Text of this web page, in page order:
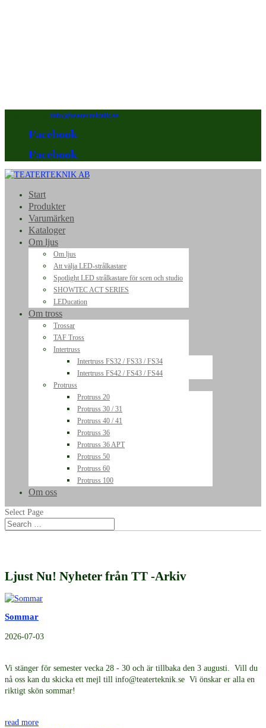
info@teaterteknik.se
Facebook
Facebook
Start
Produkter
Varumärken
Kataloger
Om ljus
Om ljus
Att välja LED-strålkastare
Spotlight LED strålkastare för scen och studio
SHOWTEC ACT SERIES
LEDucation
Om tross
Trossar
TAF Tross
Intertruss
Intertruss FS32 / FS33 / FS34
Intertruss FS42 / FS43 / FS44
Protruss
Protruss 20
Protruss 30 / 31
Protruss 40 / 41
Protruss 36
Protruss 36 APT
Protruss 50
Protruss 60
Protruss 100
Om oss
Select Page
Ljust Nu! Nyheter från TT -Arkiv
Sommar
2026-07-03
Vi stänger för semester vecka 28 - 30 och är tillbaka den 3 augusti. Vill du
nå oss kan du skicka ett mejl till info@teaterteknik.se Vi önskar er alla en
riktigt skön sommar!
read more